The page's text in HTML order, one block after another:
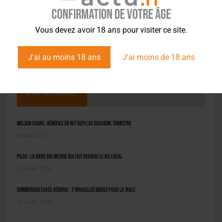
Confirmation de votre âge
Vous devez avoir 18 ans pour visiter ce site.
J'ai au moins 18 ans J'ai moins de 18 ans
L'ACTU EN BREF
Molson Coors : bénéfice en net repli au deuxième trimestre
Pilou : la bière bio niçoise qui fait revivre le jeu local
Grimbergen Cuvée Réserve : 3 nouvelles bières pour la table